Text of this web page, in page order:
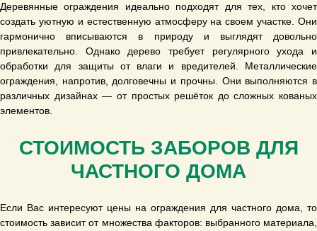
Деревянные ограждения идеально подходят для тех, кто хочет
создать уютную и естественную атмосферу на своем участке. Они
гармонично вписываются в природу и выглядят довольно
привлекательно. Однако дерево требует регулярного ухода и
обработки для защиты от влаги и вредителей. Металлические
ограждения, напротив, долговечны и прочны. Они выполняются в
различных дизайнах — от простых решёток до сложных кованых
элементов.
СТОИМОСТЬ ЗАБОРОВ ДЛЯ
ЧАСТНОГО ДОМА
Если Вас интересуют цены на ограждения для частного дома, то
стоимость зависит от множества факторов: выбранного материала,